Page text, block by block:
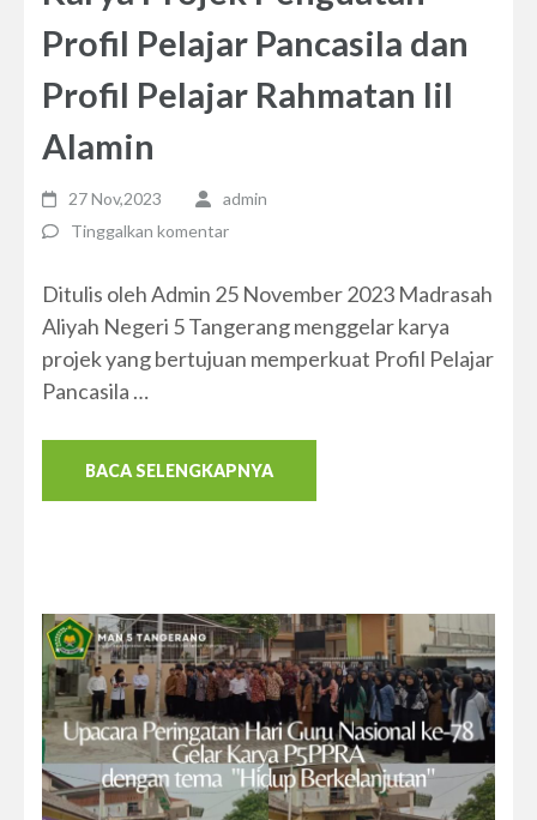
Profil Pelajar Pancasila dan
Profil Pelajar Rahmatan lil
Alamin
27 Nov,2023
admin
Tinggalkan komentar
Ditulis oleh Admin 25 November 2023 Madrasah
Aliyah Negeri 5 Tangerang menggelar karya
projek yang bertujuan memperkuat Profil Pelajar
Pancasila …
BACA SELENGKAPNYA